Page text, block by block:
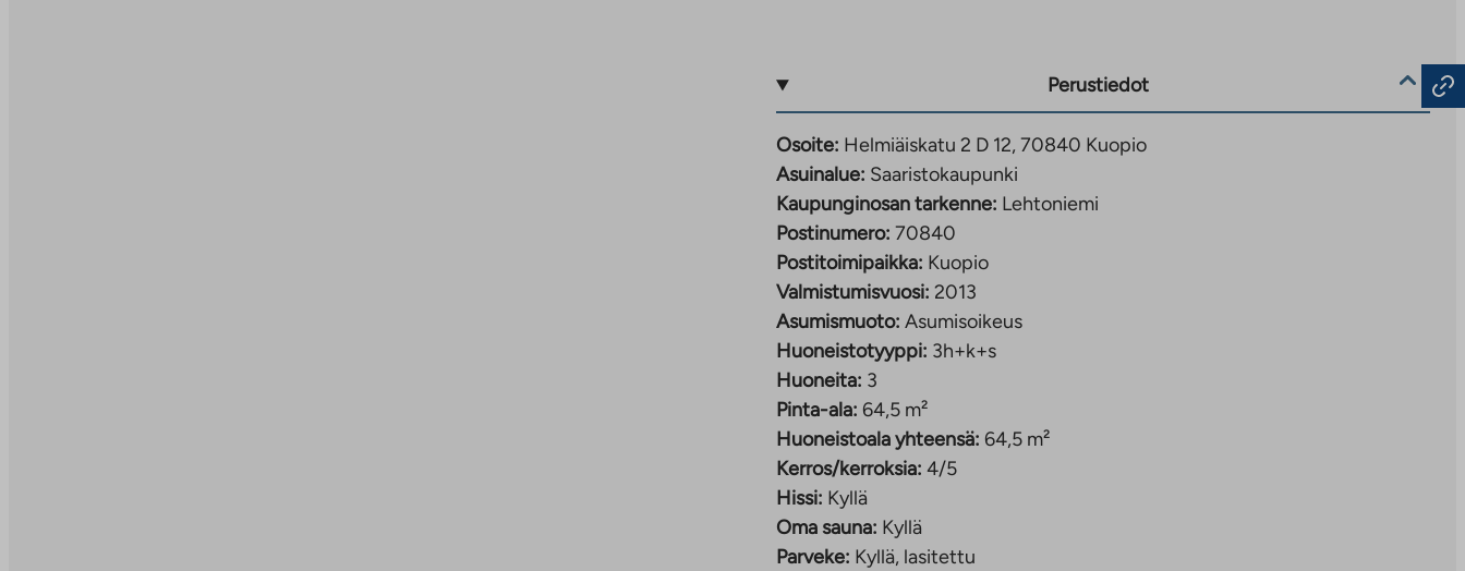
Perustiedot
Osoite: Helmiäiskatu 2 D 12, 70840 Kuopio
Asuinalue: Saaristokaupunki
Kaupunginosan tarkenne: Lehtoniemi
Postinumero: 70840
Postitoimipaikka: Kuopio
Valmistumisvuosi: 2013
Asumismuoto: Asumisoikeus
Huoneistotyyppi: 3h+k+s
Huoneita: 3
Pinta-ala: 64,5 m²
Huoneistoala yhteensä: 64,5 m²
Kerros/kerroksia: 4/5
Hissi: Kyllä
Oma sauna: Kyllä
Parveke: Kyllä, lasitettu